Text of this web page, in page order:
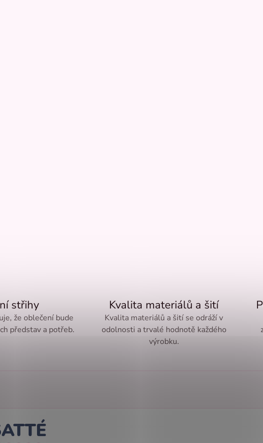
střihy
že oblečení bude
představ a potřeb.
Kvalita materiálů a šití
Kvalita materiálů a šití se odráží v
odolnosti a trvalé hodnotě každého
výrobku.